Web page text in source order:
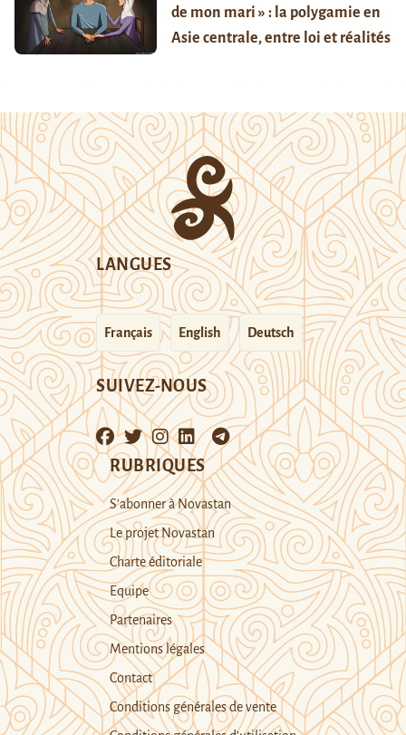
de mon mari » : la polygamie en
Asie centrale, entre loi et réalités
LANGUES
Français English Deutsch
SUIVEZ-NOUS
RUBRIQUES
S’abonner à Novastan
Le projet Novastan
Charte éditoriale
Equipe
Partenaires
Mentions légales
Contact
Conditions générales de vente